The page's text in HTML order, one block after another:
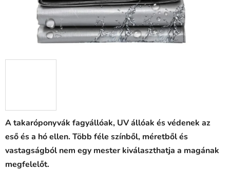
A takaróponyvák fagyállóak, UV állóak és védenek az
eső és a hó ellen. Több féle színből, méretből és
vastagságból nem egy mester kiválaszthatja a magának
megfelelőt.